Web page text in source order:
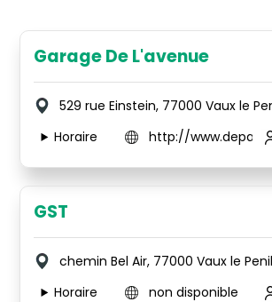
Garage De L'avenue
529 rue Einstein, 77000 Vaux le
Horaire
http://
GST
chemin Bel Air, 77000 Vaux le Penil
Horaire
non disponible